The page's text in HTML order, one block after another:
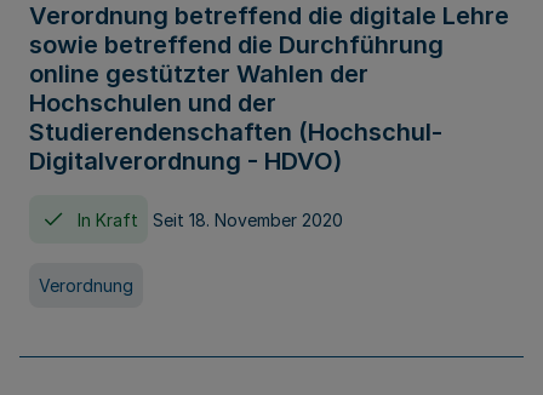
Verordnung betreffend die digitale Lehre
sowie betreffend die Durchführung
online gestützter Wahlen der
Hochschulen und der
Studierendenschaften (Hochschul-
Digitalverordnung - HDVO)
In Kraft Seit 18. November 2020
Verordnung